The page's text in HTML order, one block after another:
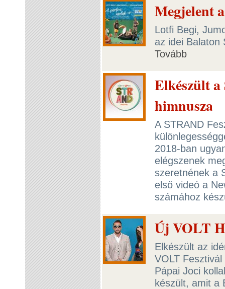
Megjelent
Lotfi Begi,
az idei Balaton
Tovább
Elkészült a
himnusza
A STRAND
2018-ban
elégszenek
szeretnének a
első videó a
számához
Új VOLT
Elkészült az
VOLT
Pápai Joci
készült, amit a